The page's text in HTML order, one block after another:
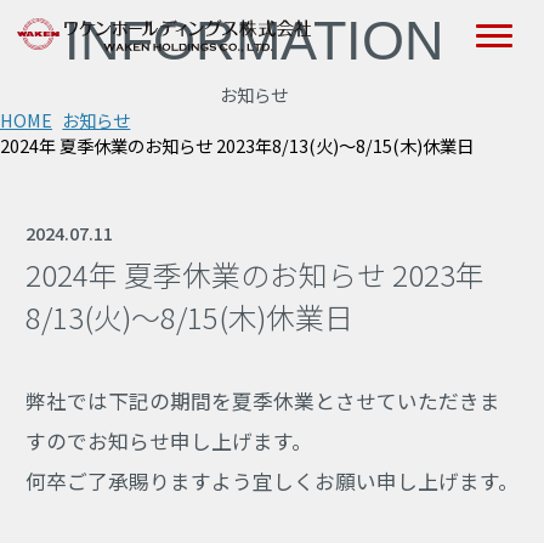
INFORMATION
お知らせ
HOME お知らせ
2024年 夏季休業のお知らせ 2023年8/13(火)～8/15(木)休業日
2024.07.11
2024年 夏季休業のお知らせ 2023年
8/13(火)～8/15(木)休業日
弊社では下記の期間を夏季休業とさせていただきま
すのでお知らせ申し上げます。
何卒ご了承賜りますよう宜しくお願い申し上げます。